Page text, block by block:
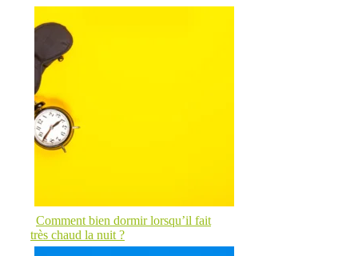
Comment bien dormir lorsqu’il fait
très chaud la nuit ?